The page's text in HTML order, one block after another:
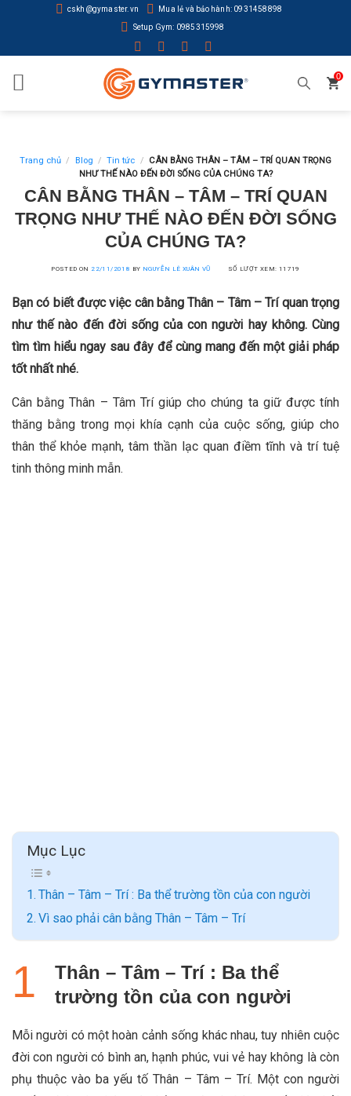
cskh@gymaster.vn Mua lẻ và bảo hành: 0931458898
Setup Gym: 0985315998
0
Trang chủ / Blog / Tin tức /
CÂN BẰNG THÂN – TÂM – TRÍ QUAN TRỌNG
NHƯ THẾ NÀO ĐẾN ĐỜI SỐNG CỦA CHÚNG TA?
CÂN BẰNG THÂN – TÂM – TRÍ QUAN
TRỌNG NHƯ THẾ NÀO ĐẾN ĐỜI SỐNG
CỦA CHÚNG TA?
POSTED ON 22/11/2018 BY NGUYỄN LÊ XUÂN VŨ SỐ LƯỢT XEM: 11719
Bạn có biết được việc cân bằng Thân – Tâm – Trí quan trọng
như thế nào đến đời sống của con người hay không. Cùng
tìm tìm hiểu ngay sau đây để cùng mang đến một giải pháp
tốt nhất nhé.
Cân bằng Thân – Tâm Trí giúp cho chúng ta giữ được tính
thăng bằng trong mọi khía cạnh của cuộc sống, giúp cho
thân thể khỏe mạnh, tâm thần lạc quan điềm tĩnh và trí tuệ
tinh thông minh mẫn.
Mục Lục
Thân – Tâm – Trí : Ba thể trường tồn của con người
Vì sao phải cân bằng Thân – Tâm – Trí
Thân – Tâm – Trí : Ba thể
trường tồn của con người
Mỗi người có một hoàn cảnh sống khác nhau, tuy nhiên cuộc
đời con người có bình an, hạnh phúc, vui vẻ hay không là còn
phụ thuộc vào ba yếu tố Thân – Tâm – Trí. Một con người